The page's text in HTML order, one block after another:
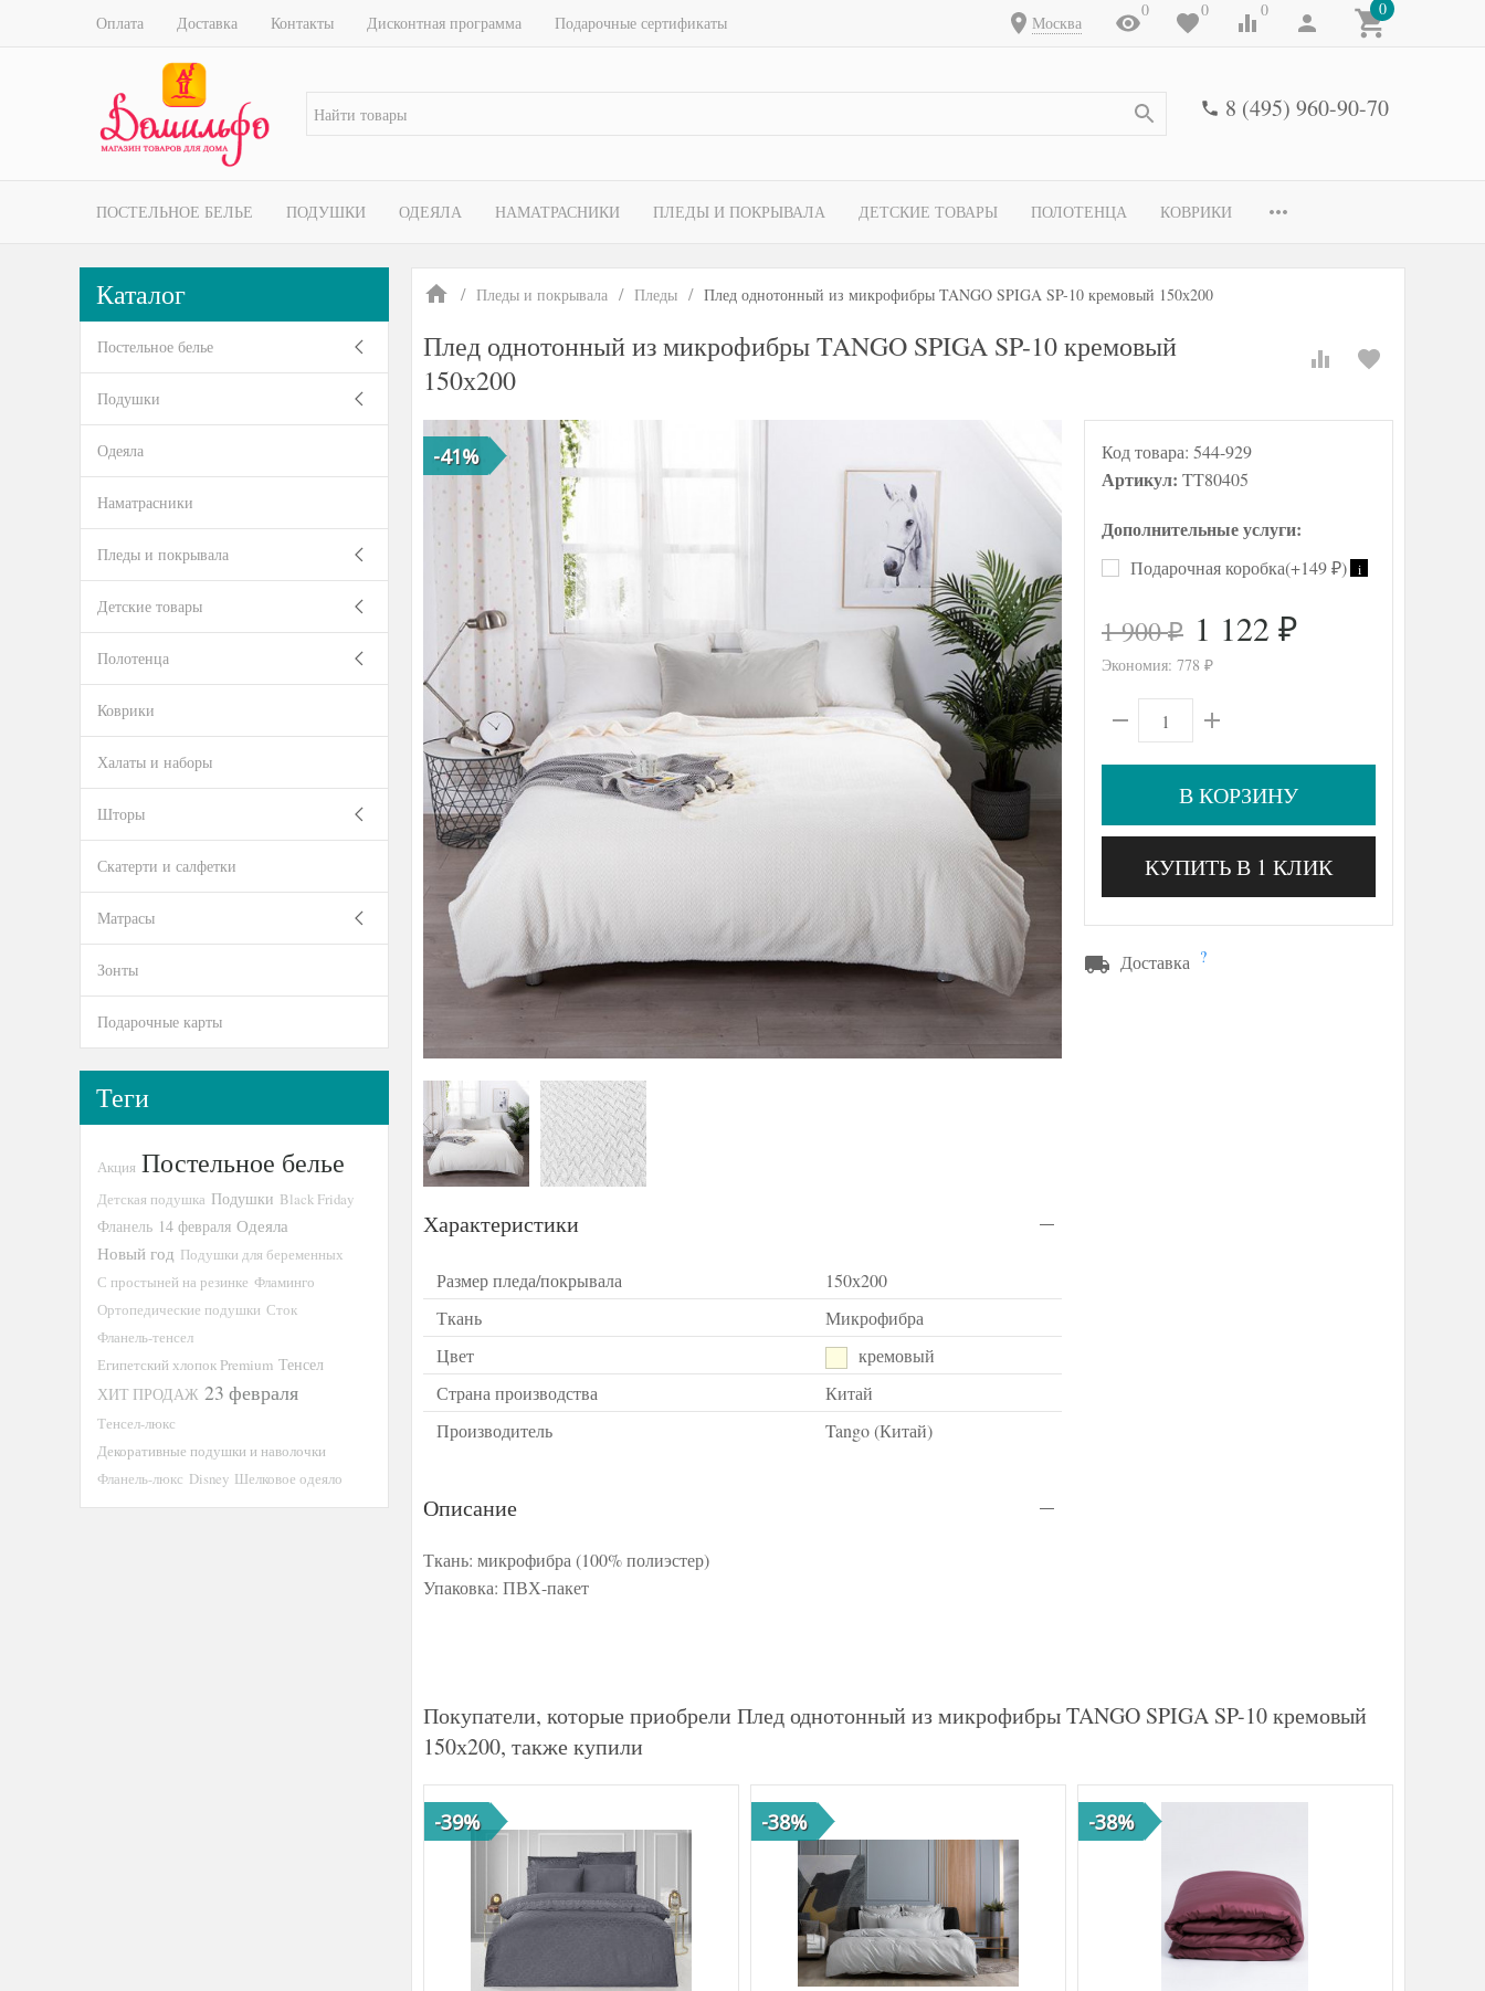
Оплата Доставка Контакты Дисконтная программа Подарочные сертификаты Москва
0 0 0 0
8 (495) 960-90-70
ПОСТЕЛЬНОЕ БЕЛЬЕ ПОДУШКИ ОДЕЯЛА НАМАТРАСНИКИ ПЛЕДЫ И ПОКРЫВАЛА ДЕТСКИЕ ТОВАРЫ ПОЛОТЕНЦА КОВРИКИ
Пледы и покрывала Пледы Плед однотонный из микрофибры TANGO SPIGA SP-10 кремовый 150х200
Плед однотонный из микрофибры TANGO SPIGA SP-10 кремовый
150х200
-41% Код товара: 544-929
Артикул: TT80405
Дополнительные услуги:
Подарочная коробка(+149 ₽) i
1 900₽ 1 122 ₽
Экономия: 778 ₽
В КОРЗИНУ
КУПИТЬ В 1 КЛИК
Доставка ?
Характеристики
Размер пледа/покрывала
150х200
Ткань
Микрофибра
Цвет
кремовый
Страна производства
Китай
Производитель
Tango (Китай)
Описание
Ткань: микрофибра (100% полиэстер)
Упаковка: ПВХ-пакет
Покупатели, которые приобрели Плед однотонный из микрофибры TANGO SPIGA SP-10 кремовый
150х200, также купили
-39% -38% -38%
Каталог
Постельное белье
Подушки
Одеяла
Наматрасники
Пледы и покрывала
Детские товары
Полотенца
Коврики
Халаты и наборы
Шторы
Скатерти и салфетки
Матрасы
Зонты
Подарочные карты
Теги
Акция Постельное белье
Детская подушка Подушки Black Friday
Фланель 14 февраля Одеяла
Новый год Подушки для беременных
С простыней на резинке Фламинго
Ортопедические подушки Сток
Фланель-тенсел
Египетский хлопок Premium Тенсел
ХИТ ПРОДАЖ 23 февраля
Тенсел-люкс
Декоративные подушки и наволочки
Фланель-люкс Disney Шелковое одеяло